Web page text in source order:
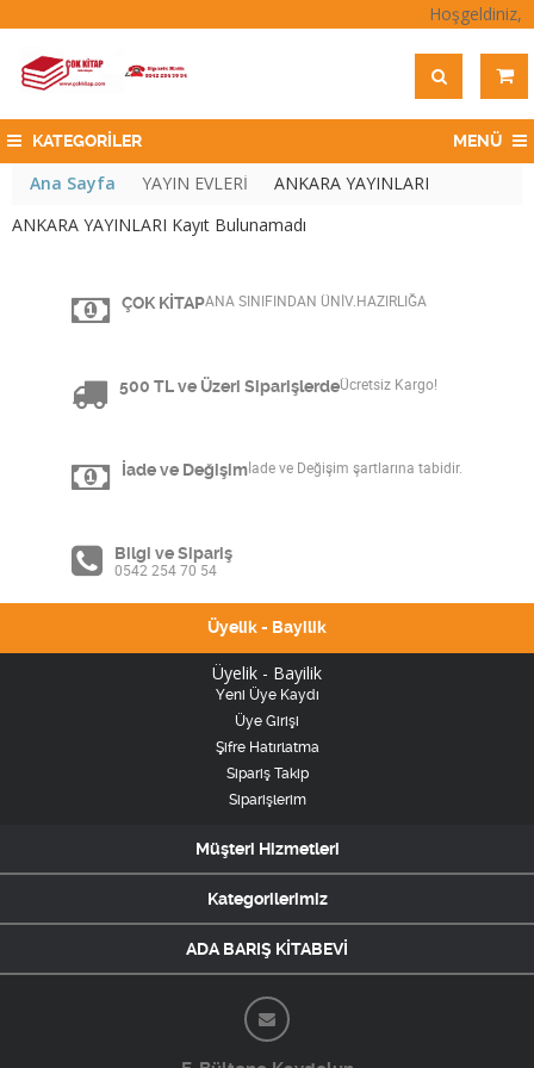
Hoşgeldiniz,
KATEGORİLER MENÜ
Ana Sayfa YAYIN EVLERİ
ANKARA YAYINLARI
ANKARA YAYINLARI Kayıt Bulunamadı
ÇOK KİTAPANA SINIFINDAN ÜNİV.HAZIRLIĞA
500 TL ve Üzeri SiparişlerdeÜcretsiz Kargo!
İade ve Değişim İade ve Değişim şartlarına tabidir.
Bilgi ve Sipariş
0542 254 70 54
Üyelik - Bayilik
Üyelik - Bayilik
Yeni Üye Kaydı
Üye Girişi
Şifre Hatırlatma
Sipariş Takip
Siparişlerim
Müşteri Hizmetleri
Kategorilerimiz
ADA BARIŞ KİTABEVİ